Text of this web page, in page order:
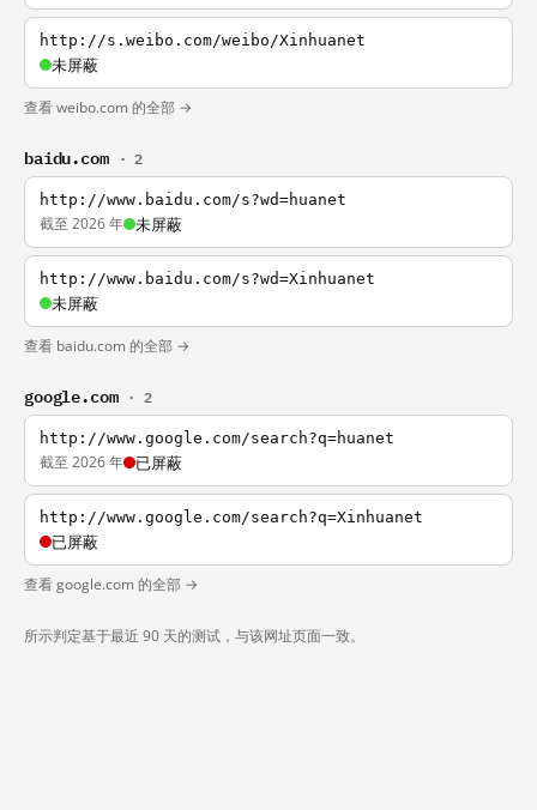
http://s.weibo.com/weibo/Xinhuanet
未屏蔽
查看 weibo.com 的全部 →
baidu.com · 2
http://www.baidu.com/s?wd=huanet
截至 2026 年 未屏蔽
http://www.baidu.com/s?wd=Xinhuanet
未屏蔽
查看 baidu.com 的全部 →
google.com · 2
http://www.google.com/search?q=huanet
截至 2026 年 已屏蔽
http://www.google.com/search?q=Xinhuanet
已屏蔽
查看 google.com 的全部 →
所示判定基于最近 90 天的测试，与该网址页面一致。